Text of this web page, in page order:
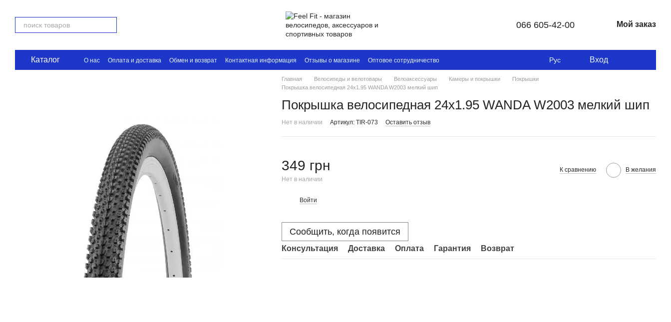
066 605-42-00 Мой заказ
Каталог О нас Оплата и доставка Обмен и возврат Контактная информация Отзывы о магазине Оптовое сотрудничество Рус Вход
Главная Велосипеды и велотовары Велоаксессуары Камеры и покрышки
Покрышки
Покрышка велосипедная 24x1.95 WANDA W2003 мелкий шип
Покрышка велосипедная 24x1.95 WANDA W2003 мелкий шип
Нет в наличии Артикул: TIR-073 Оставить отзыв
349 грн
Нет в наличии
К сравнению В желания
Войти
Сообщить, когда появится
Консультация Доставка Оплата Гарантия Возврат